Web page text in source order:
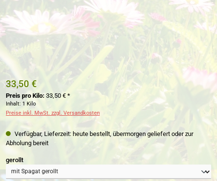
33,50 €
Preis pro Kilo: 33,50 € *
Inhalt: 1 Kilo
Preise inkl. MwSt. zzgl. Versandkosten
Verfügbar, Lieferzeit: heute bestellt, übermorgen geliefert oder zur
Abholung bereit
gerolltauswählen